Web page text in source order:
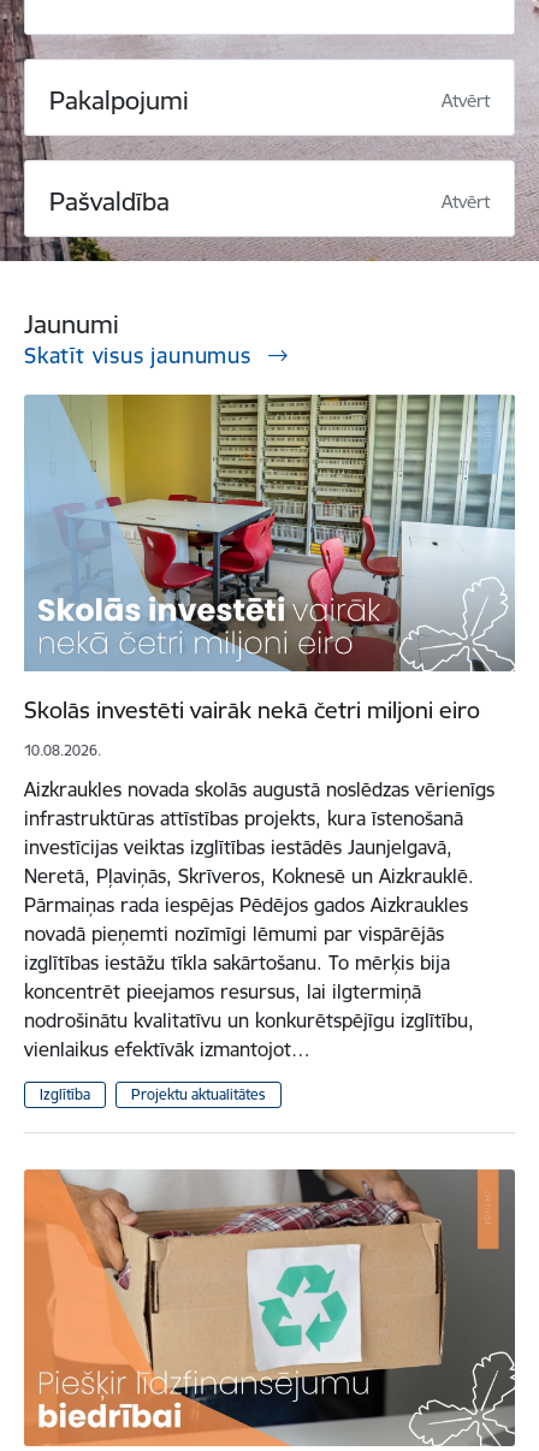
Pakalpojumi Atvērt
Pašvaldība Atvērt
Jaunumi
Skatīt visus jaunumus
Skolās investēti vairāk nekā četri miljoni eiro
10.08.2026.
Aizkraukles novada skolās augustā noslēdzas vērienīgs
infrastruktūras attīstības projekts, kura īstenošanā
investīcijas veiktas izglītības iestādēs Jaunjelgavā,
Neretā, Pļaviņās, Skrīveros, Koknesē un Aizkrauklē.
Pārmaiņas rada iespējas Pēdējos gados Aizkraukles
novadā pieņemti nozīmīgi lēmumi par vispārējās
izglītības iestāžu tīkla sakārtošanu. To mērķis bija
koncentrēt pieejamos resursus, lai ilgtermiņā
nodrošinātu kvalitatīvu un konkurētspējīgu izglītību,
vienlaikus efektīvāk izmantojot…
Izglītība Projektu aktualitātes